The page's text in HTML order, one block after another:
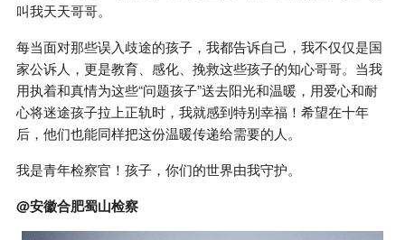
叫我天天哥哥。
每当面对那些误入歧途的孩子，我都告诉自己，我不仅仅是国
家公诉人，更是教育、感化、挽救这些孩子的知心哥哥。当我
用执着和真情为这些“问题孩子”送去阳光和温暖，用爱心和耐
心将迷途孩子拉上正轨时，我就感到特别幸福！希望在十年
后，他们也能同样把这份温暖传递给需要的人。
我是青年检察官！孩子，你们的世界由我守护。
@安徽合肥蜀山检察